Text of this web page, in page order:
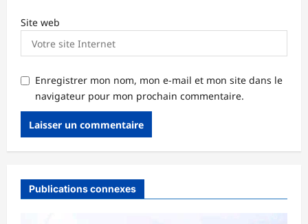
Site web
Enregistrer mon nom, mon e-mail et mon site dans le
navigateur pour mon prochain commentaire.
Publications connexes